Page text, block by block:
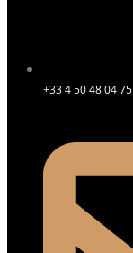
+33 4 50 48 04 75